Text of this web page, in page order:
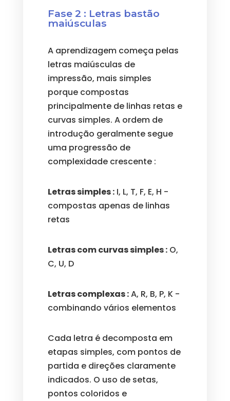
Fase 2 : Letras bastão
maiúsculas
A aprendizagem começa pelas
letras maiúsculas de
impressão, mais simples
porque compostas
principalmente de linhas retas e
curvas simples. A ordem de
introdução geralmente segue
uma progressão de
complexidade crescente :
Letras simples :I, L, T, F, E, H -
compostas apenas de linhas
retas
Letras com curvas simples :O,
C, U, D
Letras complexas :A, R, B, P, K -
combinando vários elementos
Cada letra é decomposta em
etapas simples, com pontos de
partida e direções claramente
indicados. O uso de setas,
pontos coloridos e